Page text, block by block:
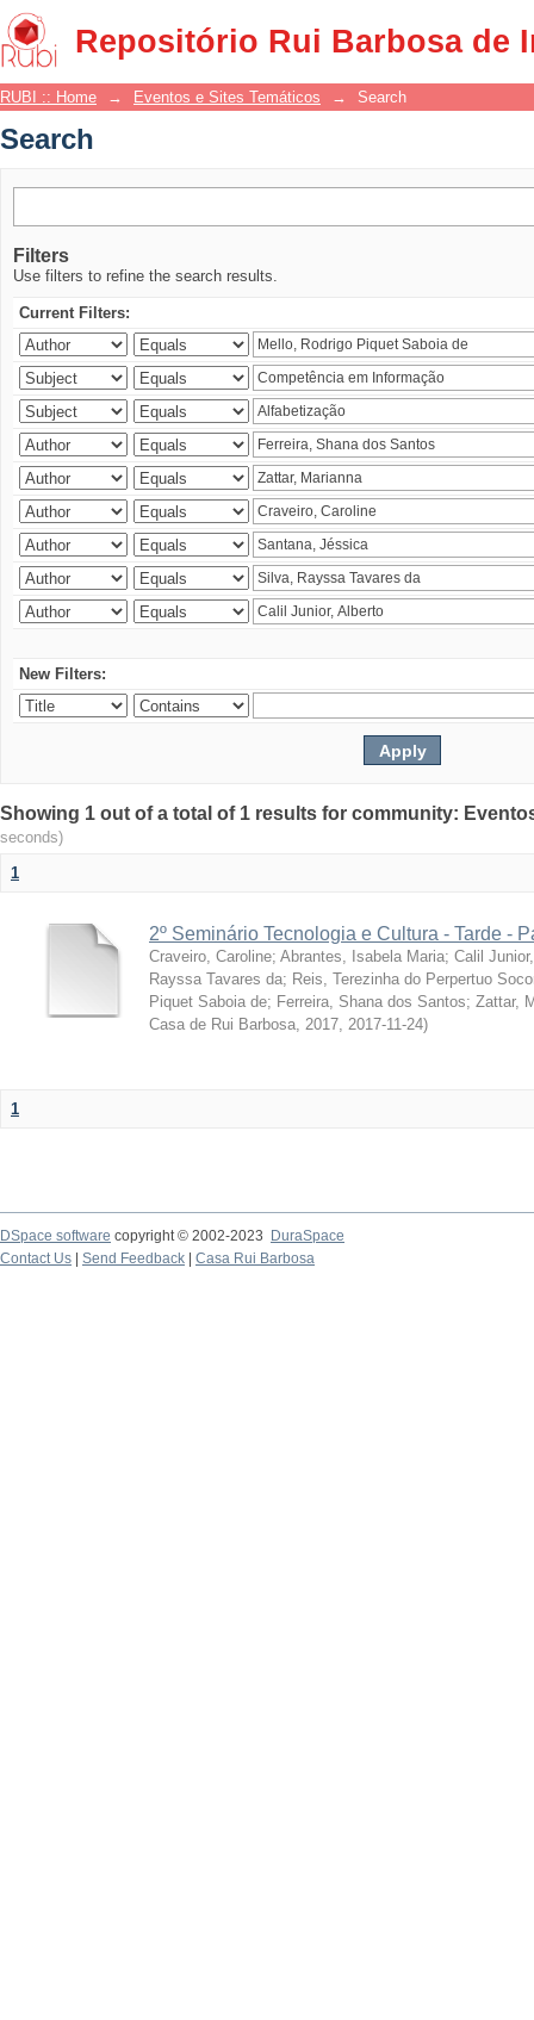
Repositório Rui Barbosa de
Search
RUBI :: Home → Eventos e Sites Temáticos → Search
Search
Filters
Use filters to refine the search results.
Current Filters:
New Filters:
Showing 1 out of a total of 1 results for community:
seconds)
1
2º Seminário Tecnologia e Cultura - Tarde -
Craveiro, Caroline; Abrantes, Isabela Maria; Calil
Rayssa Tavares da; Reis, Terezinha do Perpertuo
Piquet Saboia de; Ferreira, Shana dos Santos; Zattar,
Casa de Rui Barbosa, 2017, 2017-11-24)
1
DSpace software copyright © 2002-2023
DuraSpace
Contact Us
Send Feedback Casa Rui Barbosa